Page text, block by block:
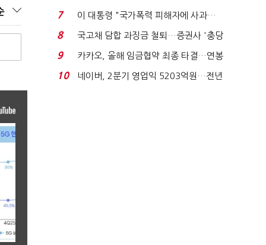
지에 상한가...
7
이 대통령 "국가폭력 피해자에 사과…
적극적 조사로 진...
8
국고채 담합 과징금 철퇴…증권사 '충당
금 폭탄' 우려...
9
카카오, 올해 임금협약 최종 타결…연봉
6.3% 인상·격려...
10
네이버, 2분기 영업익 5203억원…전년